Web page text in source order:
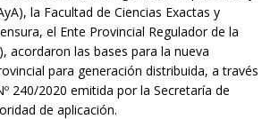
la Facultad de Ciencias Exactas y
el Ente Provincial Regulador de la
acordaron las bases para la nueva
para generación distribuida, a través
240/2020 emitida por la Secretaría de
de aplicación.